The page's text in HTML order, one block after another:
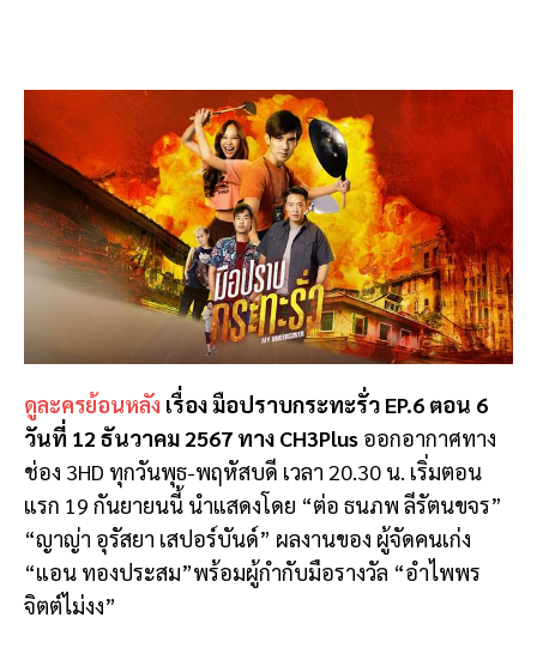
ดูละครย้อนหลัง เรื่อง มือปราบกระทะรั่ว EP.6 ตอน 6
วันที่ 12 ธันวาคม 2567 ทาง CH3Plus ออกอากาศทาง
ช่อง 3HD ทุกวันพุธ-พฤหัสบดี เวลา 20.30 น. เริ่มตอน
แรก 19 กันยายนนี้ นำแสดงโดย “ต่อ ธนภพ ลีรัตนขจร”
“ญาญ่า อุรัสยา เสปอร์บันด์” ผลงานของ ผู้จัดคนเก่ง
“แอน ทองประสม”พร้อมผู้กำกับมือรางวัล “อําไพพร
จิตต์ไม่งง”